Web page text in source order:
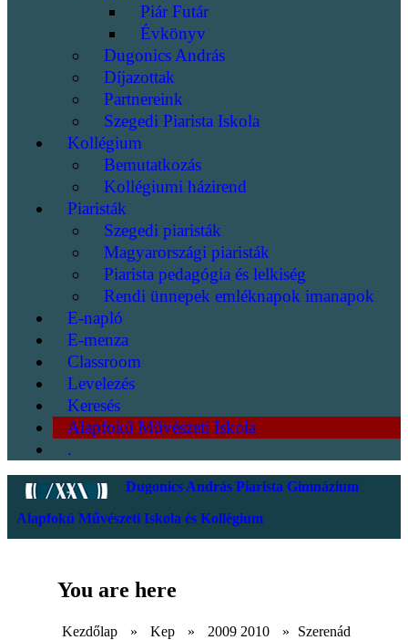
Piár Futár
Évkönyv
Dugonics András
Díjazottak
Partnereink
Szegedi Piarista Iskola
Kollégium
Bemutatkozás
Kollégiumi házirend
Piaristák
Szegedi piaristák
Magyarországi piaristák
Piarista pedagógia és lelkiség
Rendi ünnepek emléknapok imanapok
E-napló
E-menza
Classroom
Levelezés
Keresés
Alapfokú Művészeti Iskola
.
Dugonics András Piarista Gimnázium
Alapfokú Művészeti Iskola és Kollégium
You are here
Kezdőlap » Kep » 2009 2010 » Szerenád